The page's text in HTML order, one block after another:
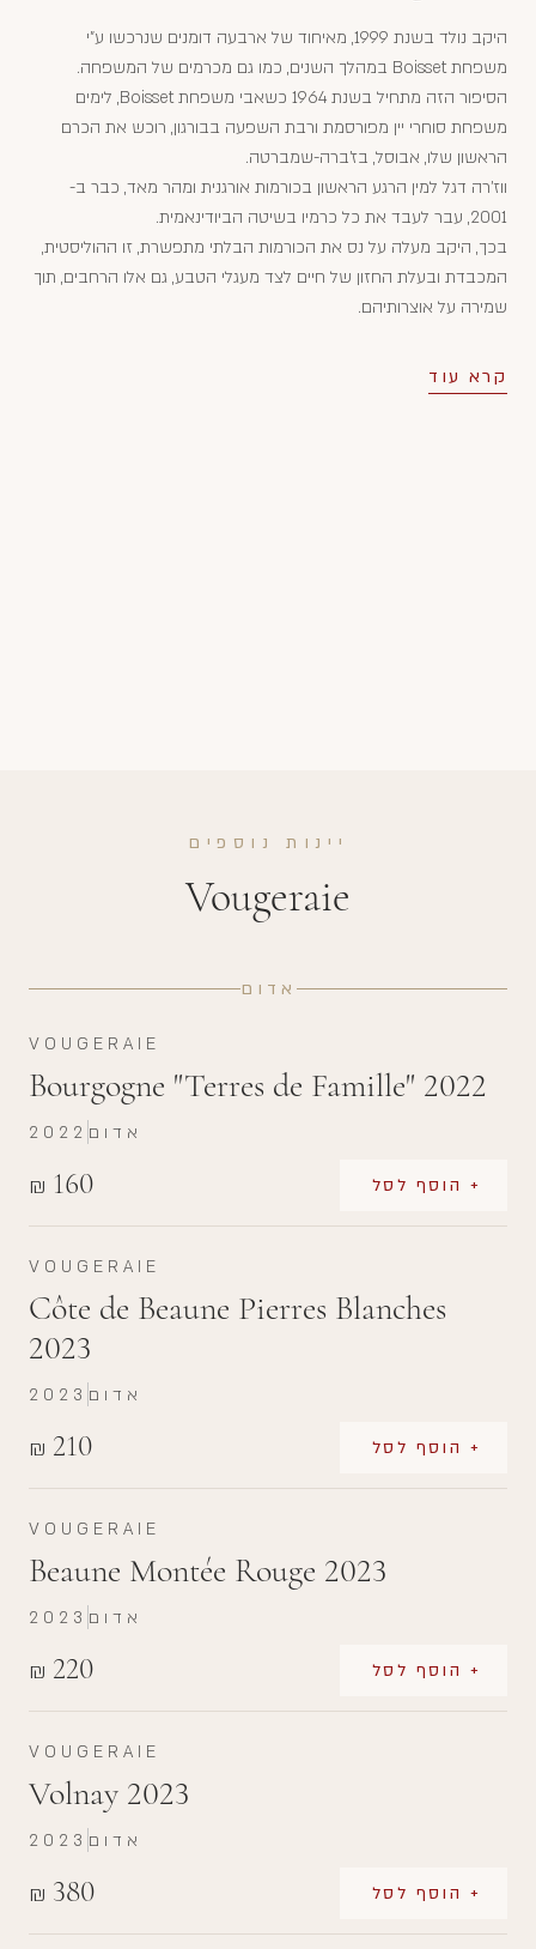
היקב נולד בשנת 1999, מאיחוד של ארבעה דומנים שנרכשו ע"י
משפחת Boisset במהלך השנים, כמו גם מכרמים של המשפחה.
הסיפור הזה מתחיל בשנת 1964 כשאבי משפחת Boisset, לימים
משפחת סוחרי יין מפורסמת ורבת השפעה בבורגון, רוכש את הכרם
הראשון שלו, אבוסל, בז'ברה-שמברטה.
ווז'רה דגל למין הרגע הראשון בכורמות אורגנית ומהר מאד, כבר ב-
2001, עבר לעבד את כל כרמיו בשיטה הביודינאמית.
בכך, היקב מעלה על נס את הכורמות הבלתי מתפשרת, זו ההוליסטית,
המכבדת ובעלת החזון של חיים לצד מעגלי הטבע, גם אלו הרחבים, תוך
שמירה על אוצרותיהם.
קרא עוד
יינות נוספים
Vougeraie
אדום
VOUGERAIE
Bourgogne "Terres de Famille" 2022
₪ 160 + הוסף לסל
2022 אדום
VOUGERAIE
Côte de Beaune Pierres Blanches
2023
₪ 210 + הוסף לסל
2023 אדום
VOUGERAIE
Beaune Montée Rouge 2023
₪ 220 + הוסף לסל
2023 אדום
VOUGERAIE
Volnay 2023
₪ 380 + הוסף לסל
2023 אדום